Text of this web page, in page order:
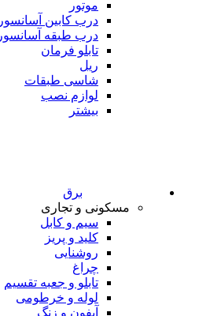
موتور
درب کابین آسانسور
درب طبقه آسانسور
تابلو فرمان
ریل
شاسی طبقات
لوازم نصب
بیشتر
برق
مسکونی و تجاری
سیم و کابل
کلید و پریز
روشنایی
چراغ
تابلو و جعبه تقسیم
لوله و خرطومی
آیفون و زنگ